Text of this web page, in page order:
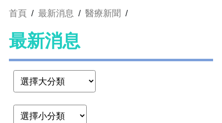
首頁 / 最新消息 / 醫療新聞 /
最新消息